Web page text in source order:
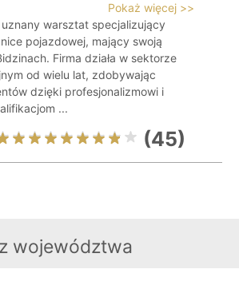
Pokaż więcej >>
warsztat specjalizujący
pojazdowej, mający swoją
Firma działa w sektorze
od wielu lat, zdobywając
dzięki profesjonalizmowi i
...
(45)
województwa